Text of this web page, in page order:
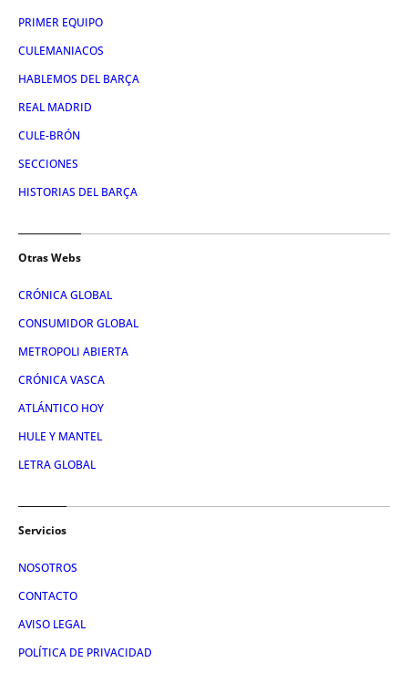
PRIMER EQUIPO
CULEMANIACOS
HABLEMOS DEL BARÇA
REAL MADRID
CULE-BRÓN
SECCIONES
HISTORIAS DEL BARÇA
Otras Webs
CRÓNICA GLOBAL
CONSUMIDOR GLOBAL
METROPOLI ABIERTA
CRÓNICA VASCA
ATLÁNTICO HOY
HULE Y MANTEL
LETRA GLOBAL
Servicios
NOSOTROS
CONTACTO
AVISO LEGAL
POLÍTICA DE PRIVACIDAD